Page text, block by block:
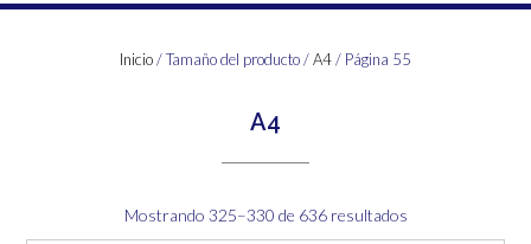
Inicio/ Tamaño del producto /A4/ Página 55
A4
Mostrando 325–330 de 636 resultadosOrdenado
por